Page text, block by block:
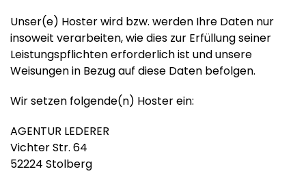
Unser(e) Hoster wird bzw. werden Ihre Daten nur
insoweit verarbeiten, wie dies zur Erfüllung seiner
Leistungspflichten erforderlich ist und unsere
Weisungen in Bezug auf diese Daten befolgen.
Wir setzen folgende(n) Hoster ein:
AGENTUR LEDERER
Vichter Str. 64
52224 Stolberg